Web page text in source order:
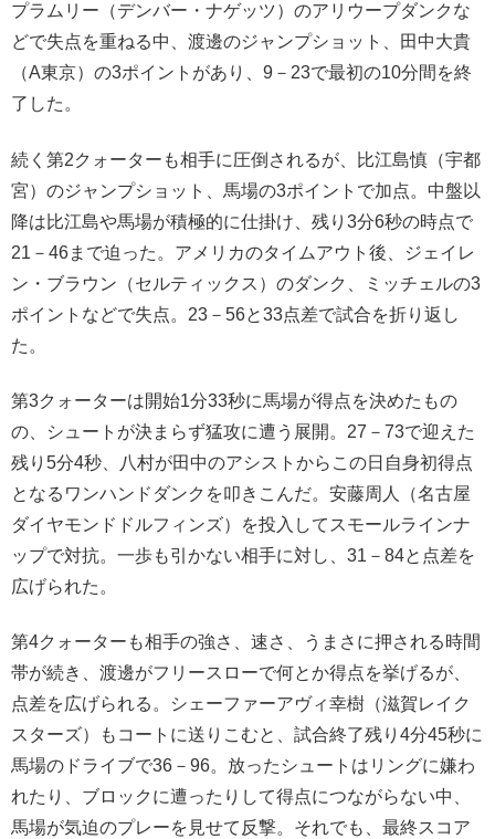
プラムリー（デンバー・ナゲッツ）のアリウープダンクな
どで失点を重ねる中、渡邊のジャンプショット、田中大貴
（A東京）の3ポイントがあり、9－23で最初の10分間を終
了した。
続く第2クォーターも相手に圧倒されるが、比江島慎（宇都
宮）のジャンプショット、馬場の3ポイントで加点。中盤以
降は比江島や馬場が積極的に仕掛け、残り3分6秒の時点で
21－46まで迫った。アメリカのタイムアウト後、ジェイレ
ン・ブラウン（セルティックス）のダンク、ミッチェルの3
ポイントなどで失点。23－56と33点差で試合を折り返し
た。
第3クォーターは開始1分33秒に馬場が得点を決めたもの
の、シュートが決まらず猛攻に遭う展開。27－73で迎えた
残り5分4秒、八村が田中のアシストからこの日自身初得点
となるワンハンドダンクを叩きこんだ。安藤周人（名古屋
ダイヤモンドドルフィンズ）を投入してスモールラインナ
ップで対抗。一歩も引かない相手に対し、31－84と点差を
広げられた。
第4クォーターも相手の強さ、速さ、うまさに押される時間
帯が続き、渡邊がフリースローで何とか得点を挙げるが、
点差を広げられる。シェーファーアヴィ幸樹（滋賀レイク
スターズ）もコートに送りこむと、試合終了残り4分45秒に
馬場のドライブで36－96。放ったシュートはリングに嫌わ
れたり、ブロックに遭ったりして得点につながらない中、
馬場が気迫のプレーを見せて反撃。それでも、最終スコア